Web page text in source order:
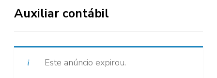
Auxiliar contábil
Este anúncio expirou.